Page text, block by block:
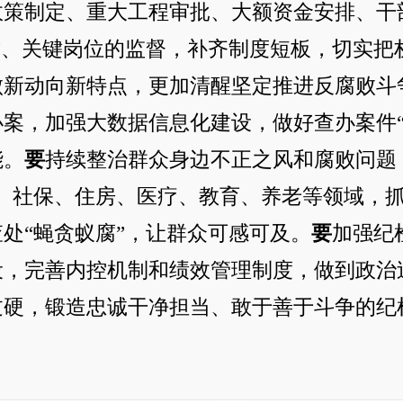
制定、重大工程审批、大额资金安排、
关键岗位的监督，补齐制度短板，切实
动向新特点，更加清醒坚定推进反腐败斗
，加强大数据信息化建设，做好查办案件
要持续整治群众身边不正之风和腐败问题
社保、住房、医疗、教育、养老等领域，
“蝇贪蚁腐”，让群众可感可及。 要加强纪
，完善内控机制和绩效管理制度，做到政
，锻造忠诚干净担当、敢于善于斗争的